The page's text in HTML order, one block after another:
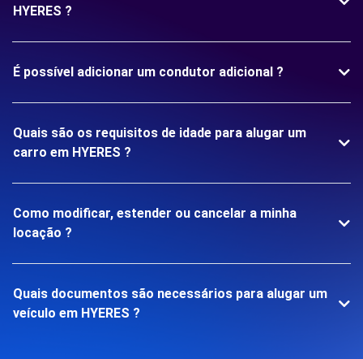
HYERES ?
É possível adicionar um condutor adicional ?
Quais são os requisitos de idade para alugar um
carro em HYERES ?
Como modificar, estender ou cancelar a minha
locação ?
Quais documentos são necessários para alugar um
veículo em HYERES ?